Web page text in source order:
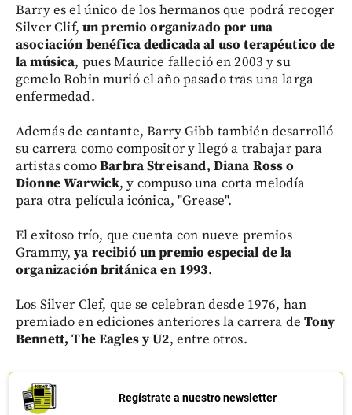
Barry es el único de los hermanos que podrá recoger
Silver Clif, un premio organizado por una
asociación benéfica dedicada al uso terapéutico de
la música, pues Maurice falleció en 2003 y su
gemelo Robin murió el año pasado tras una larga
enfermedad.
Además de cantante, Barry Gibb también desarrolló
su carrera como compositor y llegó a trabajar para
artistas comoBarbra Streisand, Diana Ross o
Dionne Warwick, y compuso una corta melodía
para otra película icónica, "Grease".
El exitoso trío, que cuenta con nueve premios
Grammy, ya recibió un premio especial de la
organización británica en 1993.
Los Silver Clef, que se celebran desde 1976, han
premiado en ediciones anteriores la carrera deTony
Bennett, The Eagles y U2, entre otros.
Regístrate a nuestro newsletter